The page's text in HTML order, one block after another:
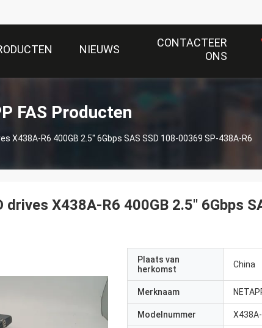
NIEUWS
CONTACTEER
ONS
FAS Producten
X438A-R6 400GB 2.5'' 6Gbps SAS SSD 108-00369 SP-438A-R6
drives X438A-R6 400GB 2.5'' 6Gbps
Plaats van
herkomst
China
Merknaam
Modelnummer